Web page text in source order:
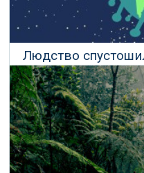
Людство
19